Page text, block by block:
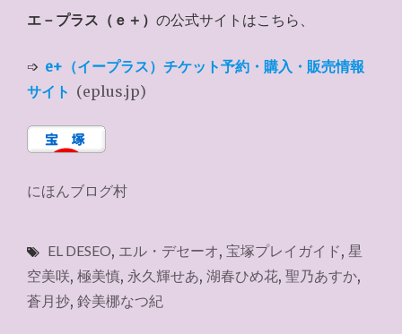
エ－プラス（ｅ＋） の公式サイトはこちら、
➩ e+（イープラス）チケット予約・購入・販売情報
サイト (eplus.jp)
にほんブログ村
EL DESEO, エル・デセーオ, 宝塚プレイガイド, 星
空美咲, 極美慎, 永久輝せあ, 湖春ひめ花, 聖乃あすか,
蒼月抄, 鈴美梛なつ紀